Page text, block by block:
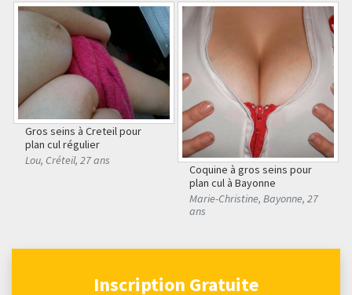
Gros seins à Creteil pour
plan cul régulier
Lou,Créteil,27 ans
Coquine à gros seins pour
plan cul à Bayonne
Marie-Christine,Bayonne, 27
ans
Inscription Gratuite